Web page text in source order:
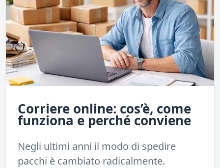
Corriere online: cos’è, come
funziona e perché conviene
Negli ultimi anni il modo di spedire
pacchi è cambiato radicalmente.